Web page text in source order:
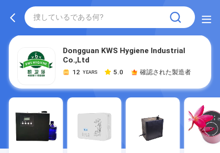
Dongguan KWS Hygiene Industrial
Co.,Ltd
12 YEARS 5.0 確認された製造者